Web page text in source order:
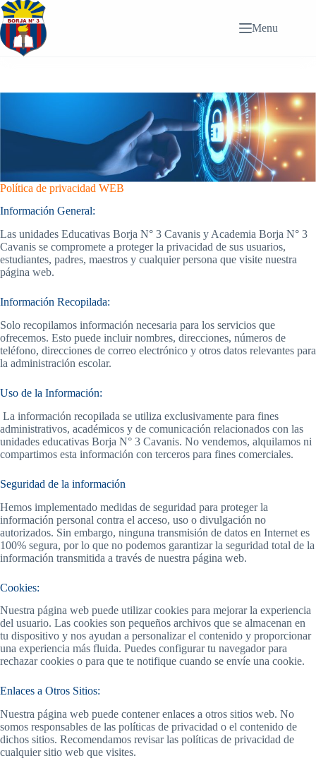
Saltar
al
contenido
Menu
Política de privacidad WEB
Información General:
Las unidades Educativas Borja N° 3 Cavanis y Academia Borja N° 3
Cavanis se compromete a proteger la privacidad de sus usuarios,
estudiantes, padres, maestros y cualquier persona que visite nuestra
página web.
Información Recopilada:
Solo recopilamos información necesaria para los servicios que
ofrecemos. Esto puede incluir nombres, direcciones, números de
teléfono, direcciones de correo electrónico y otros datos relevantes para
la administración escolar.
Uso de la Información:
La información recopilada se utiliza exclusivamente para fines
administrativos, académicos y de comunicación relacionados con las
unidades educativas Borja N° 3 Cavanis. No vendemos, alquilamos ni
compartimos esta información con terceros para fines comerciales.
Seguridad de la información
Hemos implementado medidas de seguridad para proteger la
información personal contra el acceso, uso o divulgación no
autorizados. Sin embargo, ninguna transmisión de datos en Internet es
100% segura, por lo que no podemos garantizar la seguridad total de la
información transmitida a través de nuestra página web.
Cookies:
Nuestra página web puede utilizar cookies para mejorar la experiencia
del usuario. Las cookies son pequeños archivos que se almacenan en
tu dispositivo y nos ayudan a personalizar el contenido y proporcionar
una experiencia más fluida. Puedes configurar tu navegador para
rechazar cookies o para que te notifique cuando se envíe una cookie.
Enlaces a Otros Sitios:
Nuestra página web puede contener enlaces a otros sitios web. No
somos responsables de las políticas de privacidad o el contenido de
dichos sitios. Recomendamos revisar las políticas de privacidad de
cualquier sitio web que visites.